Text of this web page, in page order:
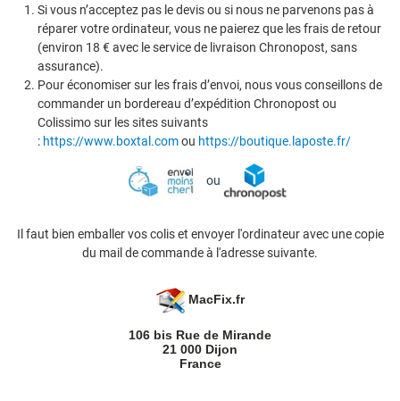
Si vous n’acceptez pas le devis ou si nous ne parvenons pas à
réparer votre ordinateur, vous ne paierez que les frais de retour
(environ 18 € avec le service de livraison Chronopost, sans
assurance).
Pour économiser sur les frais d’envoi, nous vous conseillons de
commander un bordereau d’expédition Chronopost ou
Colissimo sur les sites suivants
: https://www.boxtal.comou https://boutique.laposte.fr/
ou
Il faut bien emballer vos colis et envoyer l'ordinateur avec une copie
du mail de commande à l'adresse suivante.
MacFix.fr
106 bis Rue de Mirande
21 000 Dijon
France